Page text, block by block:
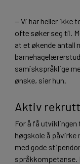
‒ Vi har heller ikke
ofte søker seg til.
at et økende antall
samiskspråklige
ønske, sier hun.
Aktiv
For å få utviklingen
høgskole å påvirke
med gode
språkkompetanse.